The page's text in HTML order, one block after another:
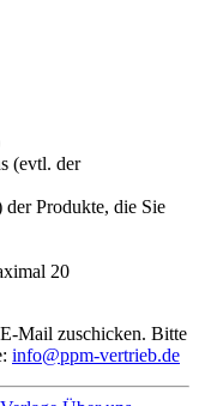
(evtl. der
Produkte, die Sie
20
Mail zuschicken. Bitte
info@ppm-vertrieb.de